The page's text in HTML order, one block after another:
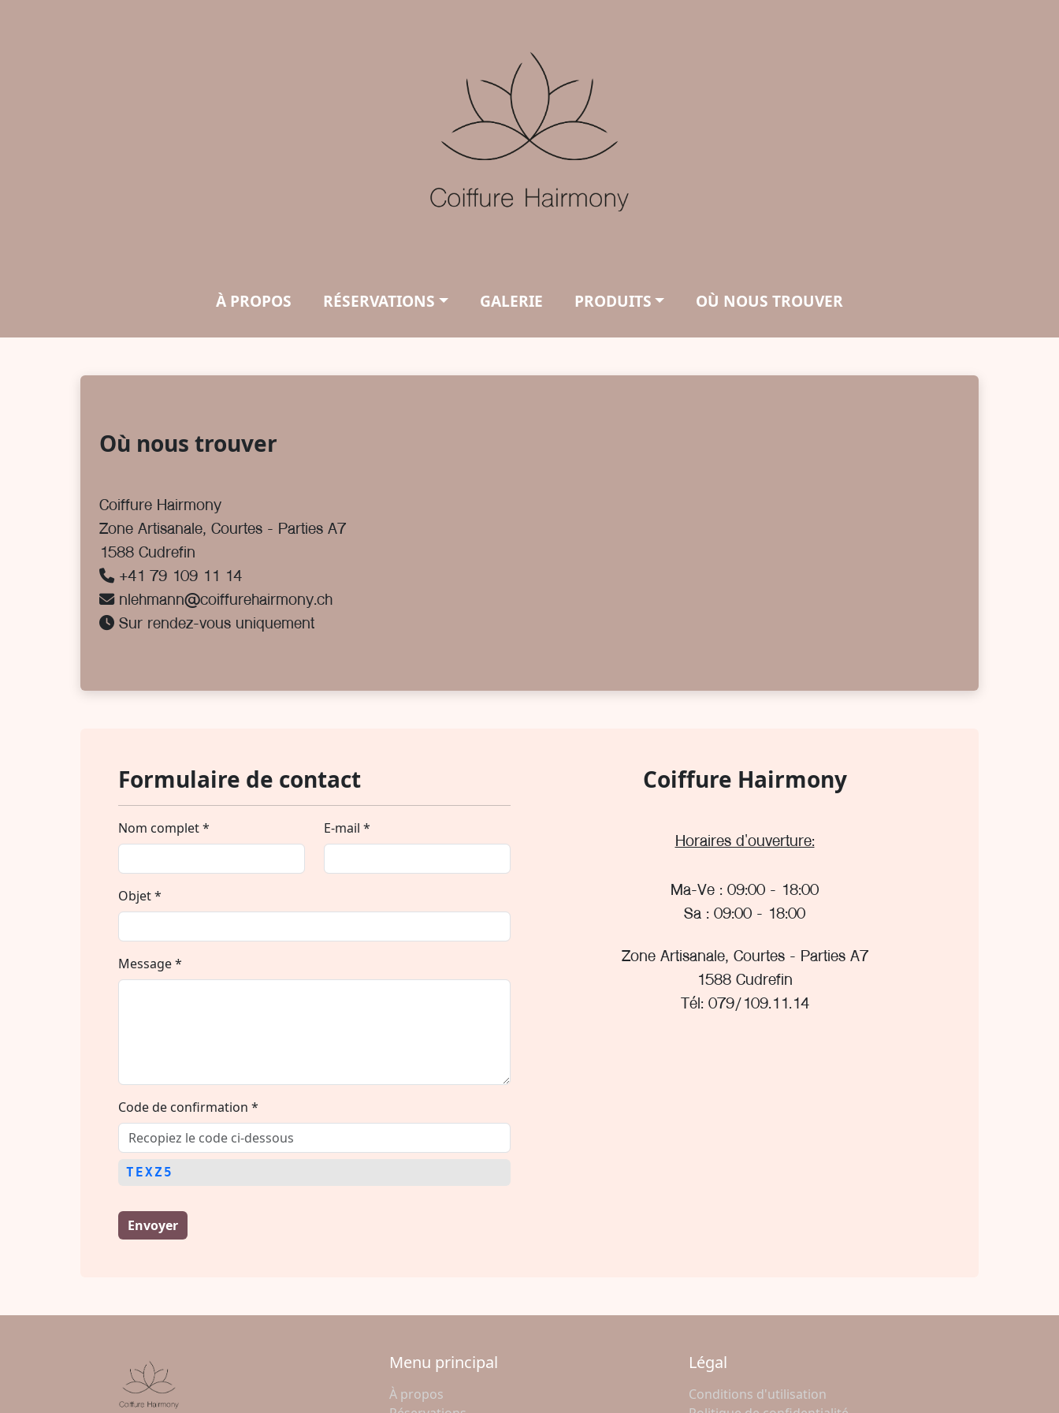
À PROPOS RÉSERVATIONS GALERIE PRODUITS OÙ NOUS TROUVER
Où nous trouver
Coiffure Hairmony
Zone Artisanale, Courtes - Parties A7
1588 Cudrefin
+41 79 109 11 14
nlehmann@coiffurehairmony.ch
Sur rendez-vous uniquement
Formulaire de contact
Nom complet * E-mail *
Objet *
Message *
Code de confirmation *
TEXZ5
Envoyer
Coiffure Hairmony
Horaires d'ouverture:
Ma-Ve : 09:00 - 18:00
Sa : 09:00 - 18:00
Zone Artisanale, Courtes - Parties A7
1588 Cudrefin
Tél: 079/109.11.14
Menu principal
À propos
Légal
Conditions d'utilisation